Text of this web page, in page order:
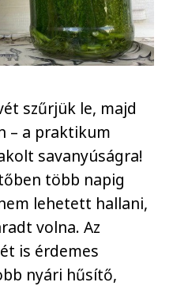
szűrjük le, majd
– a praktikum
savanyúságra!
több napig
lehetett hallani,
volna. Az
is érdemes
nyári hűsítő,